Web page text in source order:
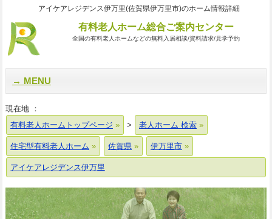
アイケアレジデンス伊万里(佐賀県伊万里市)のホーム情報詳細
有料老人ホーム総合ご案内センター
全国の有料老人ホームなどの無料入居相談/資料請求/見学予約
MENU
現在地 ：
有料老人ホームトップページ
> 老人ホーム 検索
住宅型有料老人ホーム 佐賀県 伊万里市
アイケアレジデンス伊万里